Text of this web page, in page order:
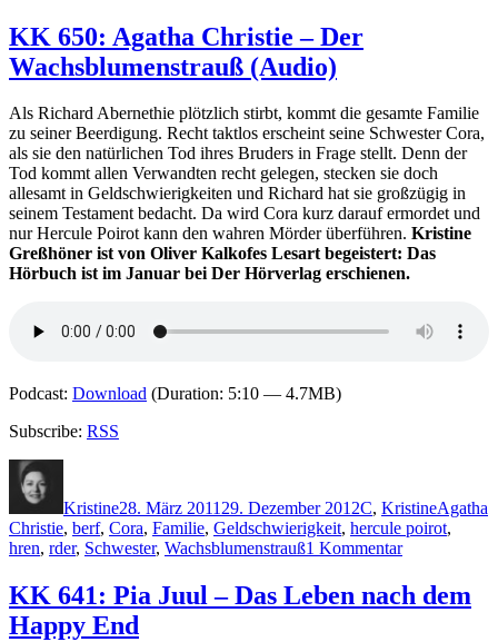
716:
Katharina
Winter
Sturmnächte
KK 650: Agatha Christie – Der
Wachsblumenstrauß (Audio)
Als Richard Abernethie plötzlich stirbt, kommt die gesamte Familie
zu seiner Beerdigung. Recht taktlos erscheint seine Schwester Cora,
als sie den natürlichen Tod ihres Bruders in Frage stellt. Denn der
Tod kommt allen Verwandten recht gelegen, stecken sie doch
allesamt in Geldschwierigkeiten und Richard hat sie großzügig in
seinem Testament bedacht. Da wird Cora kurz darauf ermordet und
nur Hercule Poirot kann den wahren Mörder überführen. Kristine
Greßhöner ist von Oliver Kalkofes Lesart begeistert: Das
Hörbuch ist im Januar bei Der Hörverlag erschienen.
Podcast: Download (Duration: 5:10 — 4.7MB)
Subscribe: RSS
Kristine28. März 201129. Dezember 2012C, KristineAgatha
Christie, berf, Cora, Familie, Geldschwierigkeit, hercule poirot,
hren, rder, Schwester, Wachsblumenstrauß1 Kommentarzu
650:
Agatha
KK 641: Pia Juul – Das Leben nach dem
Happy End